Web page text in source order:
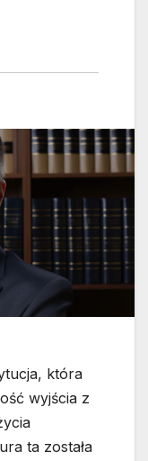
która
wyjścia z
ta została